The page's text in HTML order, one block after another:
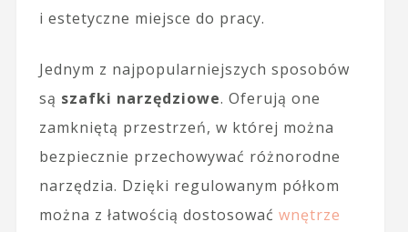
i estetyczne miejsce do pracy.
Jednym z najpopularniejszych sposobów
są szafki narzędziowe. Oferują one
zamkniętą przestrzeń, w której można
bezpiecznie przechowywać różnorodne
narzędzia. Dzięki regulowanym półkom
można z łatwością dostosować wnętrze